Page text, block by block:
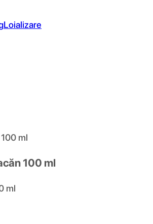
Loializare
ml
100 ml